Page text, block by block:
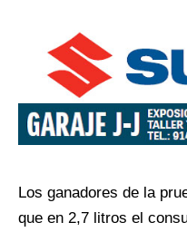
Los ganadores de la
que en 2,7 litros el